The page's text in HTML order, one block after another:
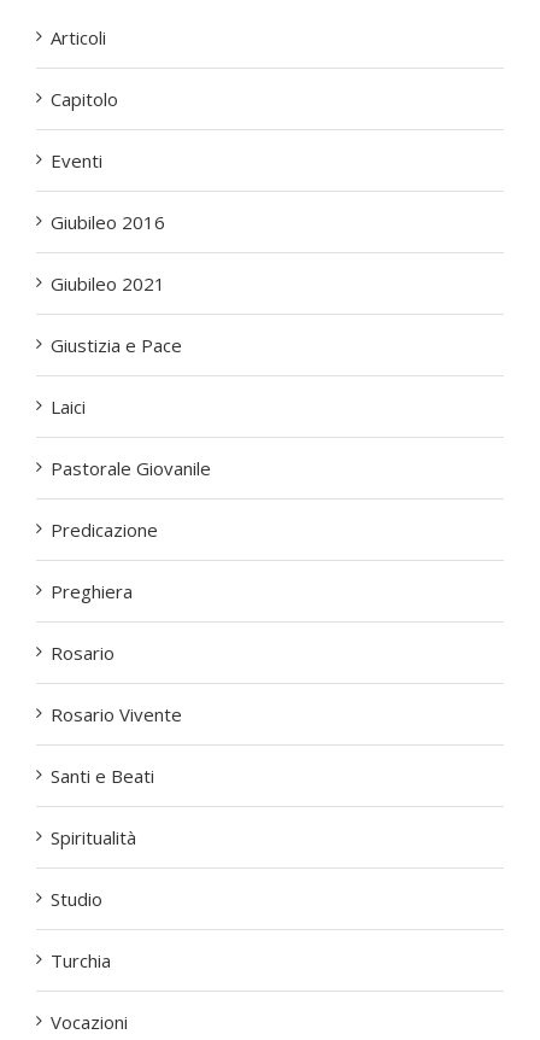
Articoli
Capitolo
Eventi
Giubileo 2016
Giubileo 2021
Giustizia e Pace
Laici
Pastorale Giovanile
Predicazione
Preghiera
Rosario
Rosario Vivente
Santi e Beati
Spiritualità
Studio
Turchia
Vocazioni